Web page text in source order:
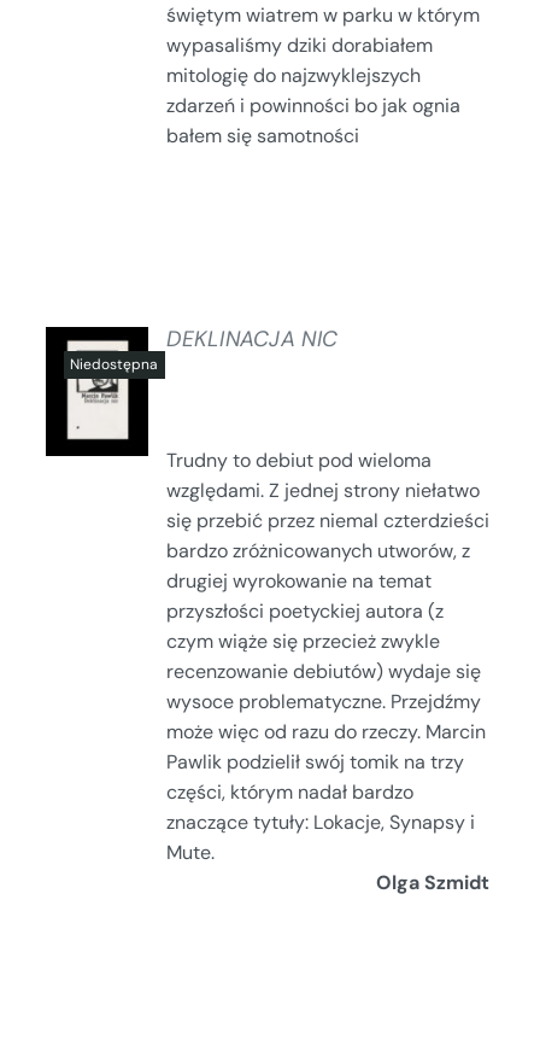
świętym wiatrem w parku w którym
wypasaliśmy dziki dorabiałem
mitologię do najzwyklejszych
zdarzeń i powinności bo jak ognia
bałem się samotności
SZCZEGÓŁY
DEKLINACJA NIC
Trudny to debiut pod wieloma
względami. Z jednej strony niełatwo
się przebić przez niemal czterdzieści
bardzo zróżnicowanych utworów, z
drugiej wyrokowanie na temat
przyszłości poetyckiej autora (z
czym wiąże się przecież zwykle
recenzowanie debiutów) wydaje się
wysoce problematyczne. Przejdźmy
może więc od razu do rzeczy. Marcin
Pawlik podzielił swój tomik na trzy
części, którym nadał bardzo
znaczące tytuły: Lokacje, Synapsy i
Mute.
Olga Szmidt